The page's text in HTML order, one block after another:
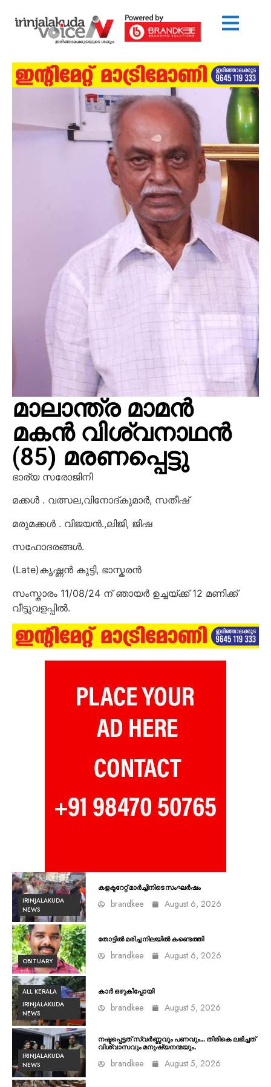
മാലാന്ത്ര മാമൻ
മകൻ വിശ്വനാഥൻ
(85) മരണപ്പെട്ടു
ഭാര്യ സരോജിനി
മക്കൾ . വത്സല,വിനോദ്കുമാർ, സതീഷ്
മരുമക്കൾ . വിജയൻ.,ലിജി, ജിഷ
സഹോദരങ്ങൾ.
(Late)കൃഷ്ണൻ കുട്ടി, ഭാസ്കരൻ
സംസ്കാരം 11/08/24 ന് ഞായർ ഉച്ചയ്ക്ക് 12 മണിക്ക്
വീട്ടുവളപ്പിൽ.
IRINJALAKUDA
NEWS
കളക്ടറേറ്റ് മാർച്ചിനിടെ സംഘർഷം
brandkee August 6, 2026
OBITUARY
തോട്ടിൽ മരിച്ച നിലയിൽ കണ്ടെത്തി
brandkee August 6, 2026
ALL KERALA
IRINJALAKUDA
NEWS
കാർ ഒഴുകിപ്പോയി
brandkee August 5, 2026
IRINJALAKUDA
NEWS
നഷ്ടപ്പെട്ടത് സ്വർണ്ണവും പണവും… തിരികെ ലഭിച്ചത്
വിശ്വാസവും മനുഷ്യനന്മയും.
brandkee August 5, 2026